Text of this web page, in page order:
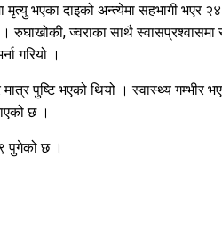
भएका दाइको अन्त्येमा सहभागी भएर
रुघाखोकी, ज्वराका साथै
गरियो ।
पुष्टि भएको थियो । स्वास्थ्य गम्भीर
छ ।
पुगेको छ ।